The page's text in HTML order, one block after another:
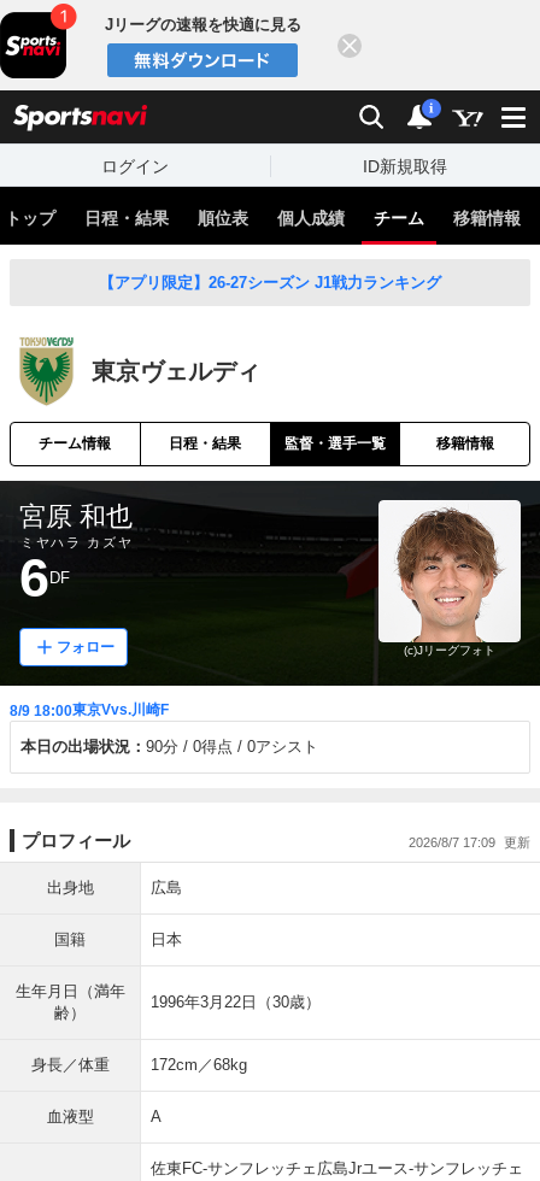
Jリーグの速報を快適に見る
検索 通知
i
ログイン ID新規取得
トップ 日程・結果 順位表 個人成績 チーム 移籍情報
【アプリ限定】26-27シーズン J1戦力ランキング
東京ヴェルディ
チーム情報 日程・結果 監督・選手一覧 移籍情報
宮原 和也
ミヤハラ カズヤ
6 DF
フォロー (c)Jリーグフォト
8/9 18:00東京Vvs.川崎F
本日の出場状況： 90分 0得点 0アシスト
プロフィール 2026/8/7 17:09
出身地 広島
国籍 日本
生年月日（満年
齢）
1996年3月22日（30歳）
身長／体重 172cm／68kg
血液型 A
佐東FC-サンフレッチェ広島Jrユース-サンフレッチェ